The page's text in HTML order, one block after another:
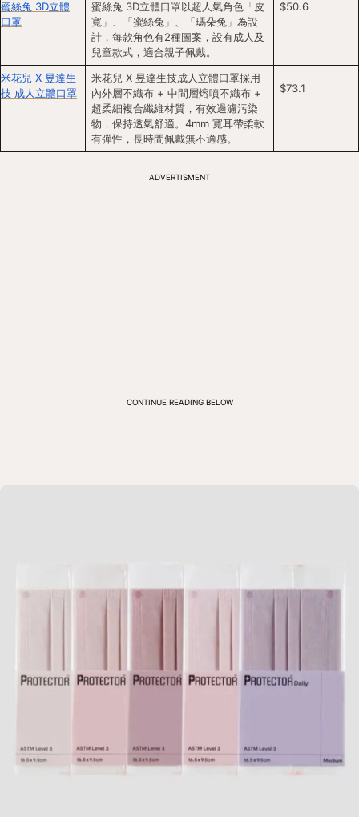
蜜絲兔 3D立體
口罩
蜜絲兔 3D立體口罩以超人氣角色「皮
寬」、「蜜絲兔」、「瑪朵兔」為設
計，每款角色有2種圖案，設有成人及
兒童款式，適合親子佩戴。
$50.6
米花兒 X 昱達生
技 成人立體口罩
米花兒 X 昱達生技成人立體口罩採用
內外層不織布 + 中間層熔噴不織布 +
超柔細複合纖維材質，有效過濾污染
物，保持透氣舒適。4mm 寬耳帶柔軟
有彈性，長時間佩戴無不適感。
$73.1
ADVERTISMENT
CONTINUE READING BELOW